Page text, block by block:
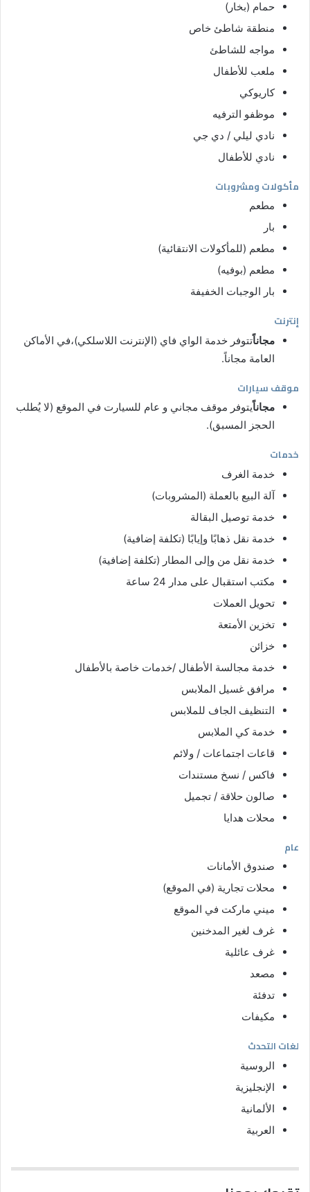
حمام (بخار)
منطقة شاطئ خاص
مواجه للشاطئ
ملعب للأطفال
كاريوكي
موظفو الترفيه
نادي ليلي / دي جي
نادي للأطفال
مأكولات ومشروبات
مطعم
بار
مطعم (للمأكولات الانتقائية)
مطعم (بوفيه)
بار الوجبات الخفيفة
إنترنت
مجاناًتتوفر خدمة الواي فاي (الإنترنت اللاسلكي)،في الأماكن
العامة مجاناً.
موقف سيارات
مجاناًيتوفر موقف مجاني و عام للسيارت في الموقع (لا يُطلب
الحجز المسبق).
خدمات
خدمة الغرف
آلة البيع بالعملة (المشروبات)
خدمة توصيل البقالة
خدمة نقل ذهابًا وإيابًا (تكلفة إضافية)
خدمة نقل من وإلى المطار (تكلفة إضافية)
مكتب استقبال على مدار 24 ساعة
تحويل العملات
تخزين الأمتعة
خزائن
خدمة مجالسة الأطفال /خدمات خاصة بالأطفال
مرافق غسيل الملابس
التنظيف الجاف للملابس
خدمة كي الملابس
قاعات اجتماعات / ولائم
فاكس / نسخ مستندات
صالون حلاقة / تجميل
محلات هدايا
عام
صندوق الأمانات
محلات تجارية (في الموقع)
ميني ماركت في الموقع
غرف لغير المدخنين
غرف عائلية
مصعد
تدفئة
مكيفات
لغات التحدث
الروسية
الإنجليزية
الألمانية
العربية